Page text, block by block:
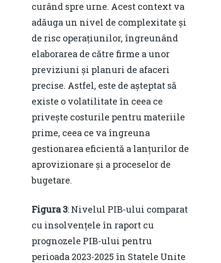
curând spre urne. Acest context va
adăuga un nivel de complexitate și
de risc operațiunilor, îngreunând
elaborarea de către firme a unor
previziuni și planuri de afaceri
precise. Astfel, este de așteptat să
existe o volatilitate în ceea ce
privește costurile pentru materiile
prime, ceea ce va îngreuna
gestionarea eficientă a lanțurilor de
aprovizionare și a proceselor de
bugetare.
Figura 3: Nivelul PIB-ului comparat
cu insolvențele în raport cu
prognozele PIB-ului pentru
perioada 2023-2025 în Statele Unite